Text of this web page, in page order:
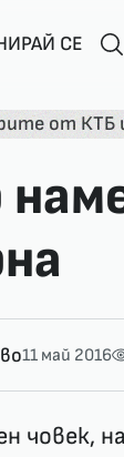
СЕ
11 май 2016
човек,